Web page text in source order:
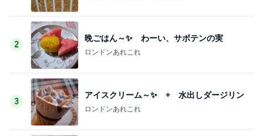
2
晩ごはん～✨ わーい、サボテンの実
ロンドンあれこれ
3
アイスクリーム～✨ + 水出しダージリン
ロンドンあれこれ